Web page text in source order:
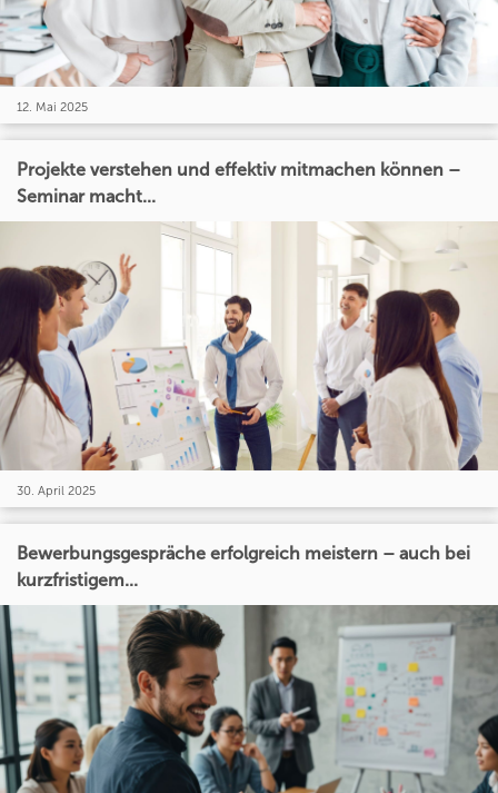
12. Mai 2025
Projekte verstehen und effektiv mitmachen können –
Seminar macht...
30. April 2025
Bewerbungsgespräche erfolgreich meistern – auch bei
kurzfristigem...